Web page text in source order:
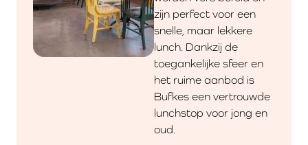
zijn perfect voor een
snelle, maar lekkere
lunch. Dankzij de
toegankelijke sfeer en
het ruime aanbod is
Bufkes een vertrouwde
lunchstop voor jong en
oud.